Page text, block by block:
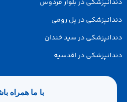
در بلوار فردوس
در پل رومی
در سید خندان
در اقدسیه
با ما همراه باشید!